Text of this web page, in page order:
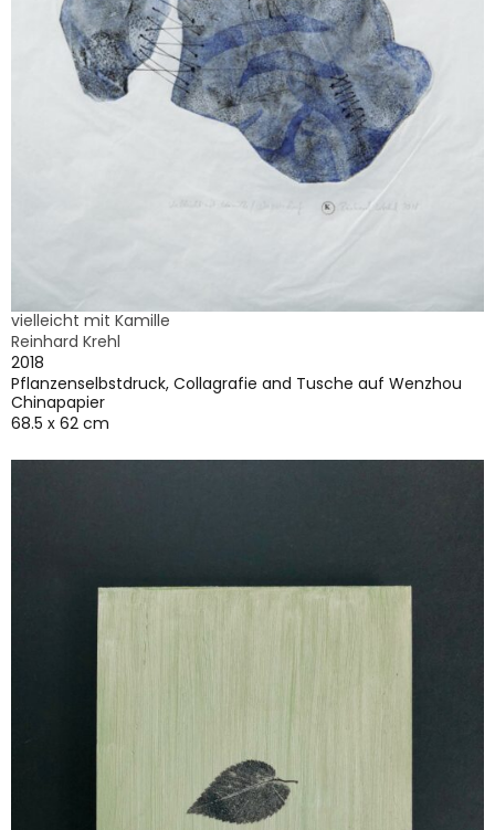
vielleicht mit Kamille
Reinhard Krehl
2018
Pflanzenselbstdruck, Collagrafie and Tusche auf Wenzhou
Chinapapier
68.5 x 62 cm